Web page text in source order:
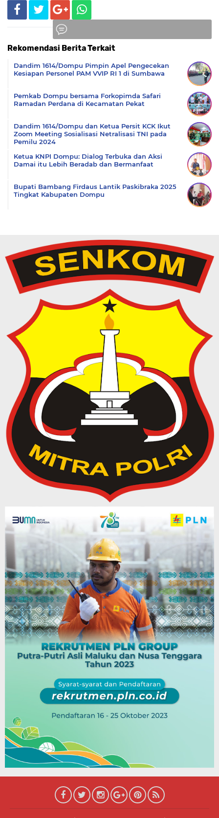
Rekomendasi Berita Terkait
Dandim 1614/Dompu Pimpin Apel Pengecekan
Kesiapan Personel PAM VVIP RI 1 di Sumbawa
Pemkab Dompu bersama Forkopimda Safari
Ramadan Perdana di Kecamatan Pekat
Dandim 1614/Dompu dan Ketua Persit KCK Ikut
Zoom Meeting Sosialisasi Netralisasi TNI pada
Pemilu 2024
Ketua KNPI Dompu: Dialog Terbuka dan Aksi
Damai itu Lebih Beradab dan Bermanfaat
Bupati Bambang Firdaus Lantik Paskibraka 2025
Tingkat Kabupaten Dompu